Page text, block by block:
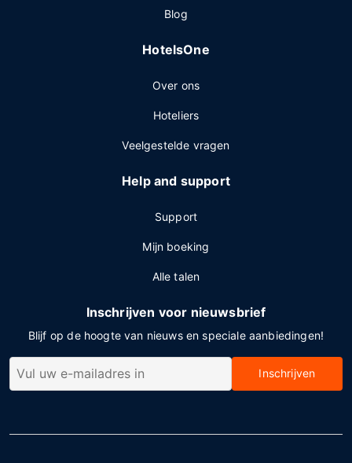
Blog
HotelsOne
Over ons
Hoteliers
Veelgestelde vragen
Help and support
Support
Mijn boeking
Alle talen
Inschrijven voor nieuwsbrief
Blijf op de hoogte van nieuws en speciale aanbiedingen!
Inschrijven